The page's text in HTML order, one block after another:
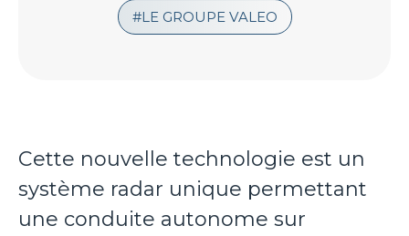
LE GROUPE VALEO
Cette nouvelle technologie est un
système radar unique permettant
une conduite autonome sur